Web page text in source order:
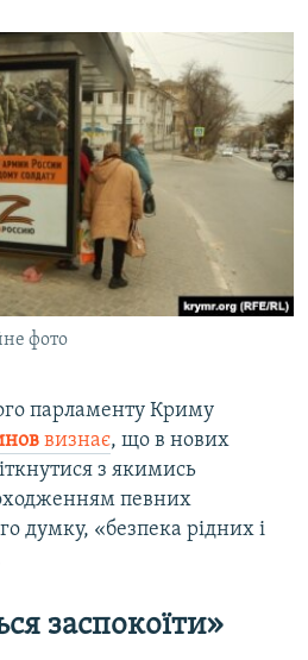
фото
парламенту Криму
визнає, що в нових
з якимись
певних
думку, «безпека рідних і
заспокоїти»